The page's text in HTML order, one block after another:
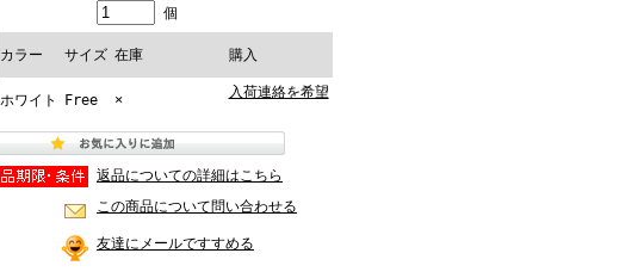
個
カラー サイズ 在庫 購入
ホワイト Free × 入荷連絡を希望
返品についての詳細はこちら
この商品について問い合わせる
友達にメールですすめる